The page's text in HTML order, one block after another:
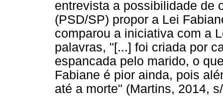
entrevista a possibilidade de
(PSD/SP) propor a Lei
comparou a iniciativa com a
palavras, "[...] foi criada por
espancada pelo marido, o
Fabiane é pior ainda, pois
até a morte" (Martins, 2014,